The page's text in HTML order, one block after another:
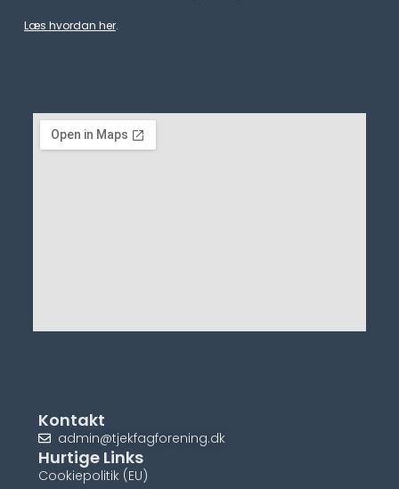
Læs hvordan her.
Kontakt
admin@tjekfagforening.dk
Hurtige Links
Cookiepolitik (EU)